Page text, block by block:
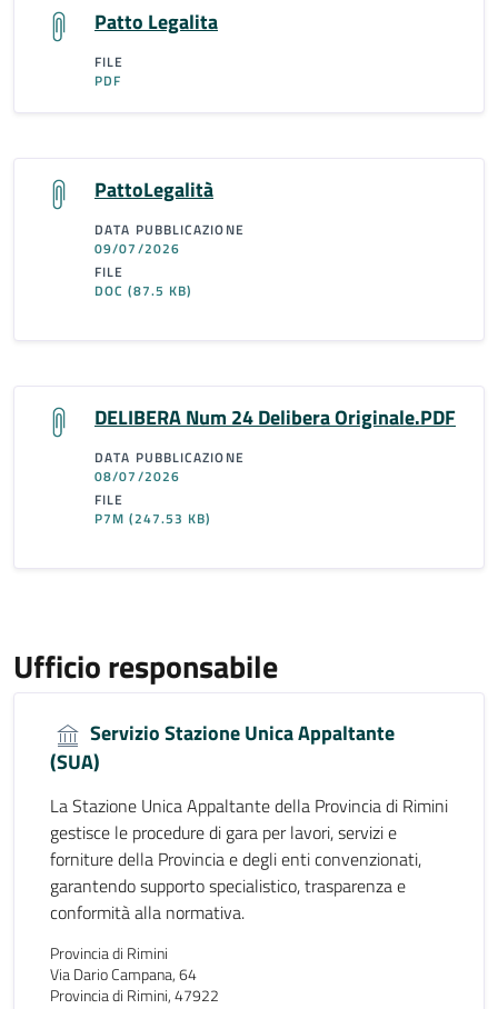
Patto Legalita
FILE
PDF
PattoLegalità
DATA PUBBLICAZIONE
09/07/2026
FILE
DOC(87.5 KB)
DELIBERA Num 24 Delibera Originale.PDF
DATA PUBBLICAZIONE
08/07/2026
FILE
P7M(247.53 KB)
Ufficio responsabile
Servizio Stazione Unica Appaltante
(SUA)
La Stazione Unica Appaltante della Provincia di Rimini
gestisce le procedure di gara per lavori, servizi e
forniture della Provincia e degli enti convenzionati,
garantendo supporto specialistico, trasparenza e
conformità alla normativa.
Provincia di Rimini
Via Dario Campana, 64
Provincia di Rimini, 47922